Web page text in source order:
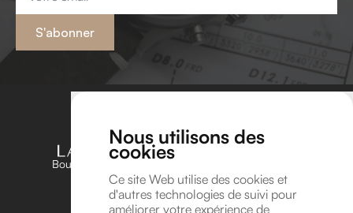
Nous utilisons des
cookies
Ce site Web utilise des cookies et
d'autres technologies de suivi pour
améliorer votre expérience de
S'abonner
Boutique unique dédiée aux amateurs et passionnés
d’horlogerie en Belgique
Suivez-nous sur Instagram !